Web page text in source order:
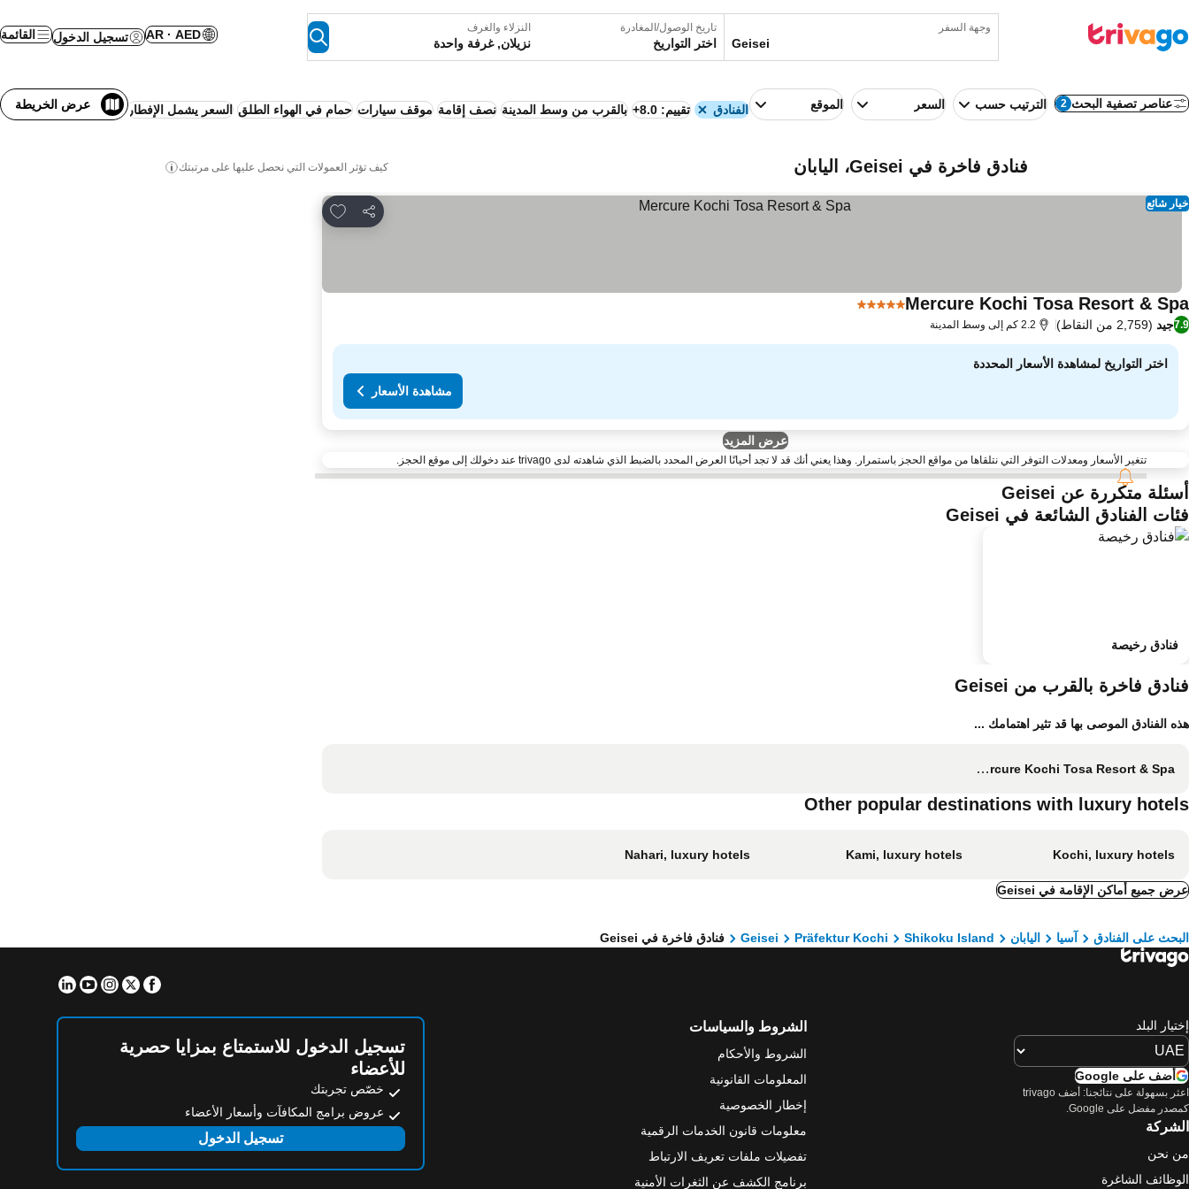
وجهة السفر تاريخ الوصول/المغادرة
اختر التواريخ
النزلاء والغرف
نزيلان, غرفة واحدة
AR · AED تسجيل الدخول القائمة
عناصر تصفية البحث 2 الترتيب حسب السعر الموقع الفنادق تقييم: 8.0+ بالقرب من وسط المدينة نصف إقامة موقف سيارات حمام في الهواء الطلق السعر يشمل الإفطار إقامة كاملة شاملة لاعرض الخريطة
فنادق فاخرة في Geisei، اليابان كيف تؤثر العمولات التي نحصل عليها على مرتبتك
مشاركة
Add to favorites خيار شائع
Mercure Kochi Tosa Resort & Spa5 عدد النجوم
7.9جيد (2,759 من النقاط) 2.2 كم إلى وسط المدينة
اختر التواريخ لمشاهدة الأسعار المحددة
مشاهدة الأسعار
عرض المزيد
تتغير الأسعار ومعدلات التوفر التي نتلقاها من مواقع الحجز باستمرار. وهذا يعني أنك قد لا تجد أحيانًا العرض المحدد بالضبط الذي شاهدته لدى trivago عند دخولك إلى موقع الحجز.
أسئلة متكررة عن Geisei
فئات الفنادق الشائعة في Geisei
فنادق رخيصة
فنادق فاخرة بالقرب من Geisei
هذه الفنادق الموصى بها قد تثير اهتمامك ...
Mercure Kochi Tosa Resort & Spa
Other popular destinations with luxury hotels
Kochi, luxury hotels
Kami, luxury hotels
Nahari, luxury hotels
عرض جميع أماكن الإقامة في Geisei
البحث على الفنادق آسيا اليابان Shikoku Island
Präfektur Kochi
Geisei فنادق فاخرة في Geisei
Facebook
Twitter
Instagram
Youtube
إختيار البلد
أضف على Google
اعثر بسهولة على نتائجنا: أضف trivago
كمصدر مفضل على Google.
الشركة
من نحن
الوظائف الشاغرة
الشروط والسياسات
الشروط والأحكام
المعلومات القانونية
إخطار الخصوصية
معلومات قانون الخدمات الرقمية
تفضيلات ملفات تعريف الارتباط
برنامج الكشف عن الثغرات الأمنية
تسجيل الدخول للاستمتاع بمزايا حصرية
للأعضاء
خصّص تجربتك
عروض برامج المكافآت وأسعار الأعضاء
تسجيل الدخول